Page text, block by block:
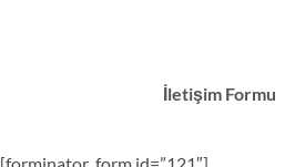
İletişim Formu